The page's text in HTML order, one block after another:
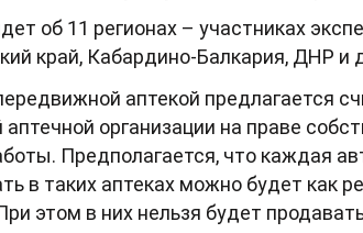
об 11 регионах – участниках
край, Кабардино-Балкария, ДНР и
аптекой предлагается
организации на праве
Предполагается, что каждая
в таких аптеках можно будет как
этом в них нельзя будет